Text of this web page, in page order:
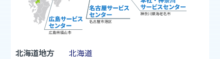
北海道地方
北海道